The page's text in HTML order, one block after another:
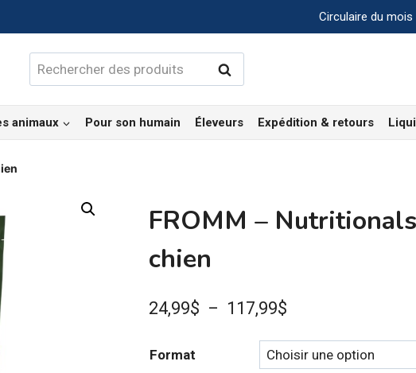
Circulaire du mois
Rechercher : Rechercher
animaux Pour son humain Éleveurs Expédition & retours
FROMM –
chien
24,99$ – 117,99$Plage
prix :
Format